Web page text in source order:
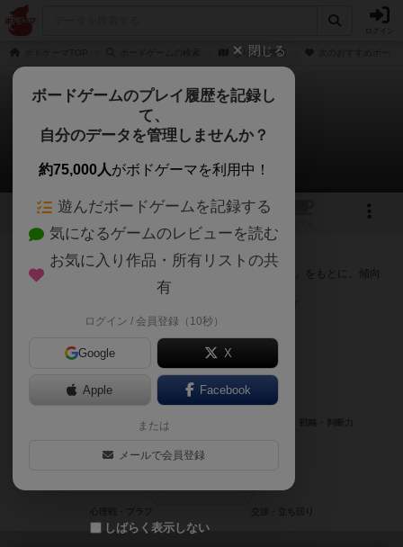
しりとり将棋
しりとり将棋
次のおすすめボードゲーム
1
『しりとり将棋』が好きな方へのおすすめ
このゲームのトップページで投票された「プレイ感の評価」をもとに、傾向
が近いボードゲームをランキング形式で紹介します。
閉じる
ボードゲームのプレイ履歴を記録し
て、
自分のデータを管理しませんか？
約75,000人がボドゲーマを利用中！
遊んだボードゲームを記録する
気になるゲームのレビューを読む
お気に入り作品・所有リストの共
有
ログイン / 会員登録（10秒）
Google X
Apple Facebook
または
メールで会員登録
しばらく表示しない